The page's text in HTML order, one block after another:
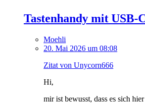
Tastenhandy mit USB-
Moehli
20. Mai 2026 um 08:08
Zitat von Unycorn666
Hi,
mir ist bewusst, dass es sich